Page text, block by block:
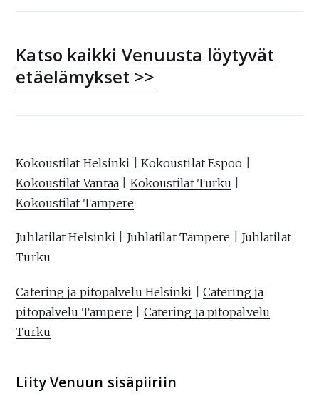
Katso kaikki Venuusta löytyvät
etäelämykset >>
Kokoustilat Helsinki Kokoustilat Espoo
Kokoustilat Vantaa
Kokoustilat Turku
Kokoustilat Tampere
Juhlatilat Helsinki Juhlatilat Tampere
Juhlatilat
Turku
Catering ja pitopalvelu Helsinki
Catering ja
pitopalvelu Tampere
Catering ja pitopalvelu
Turku
Liity Venuun sisäpiiriin